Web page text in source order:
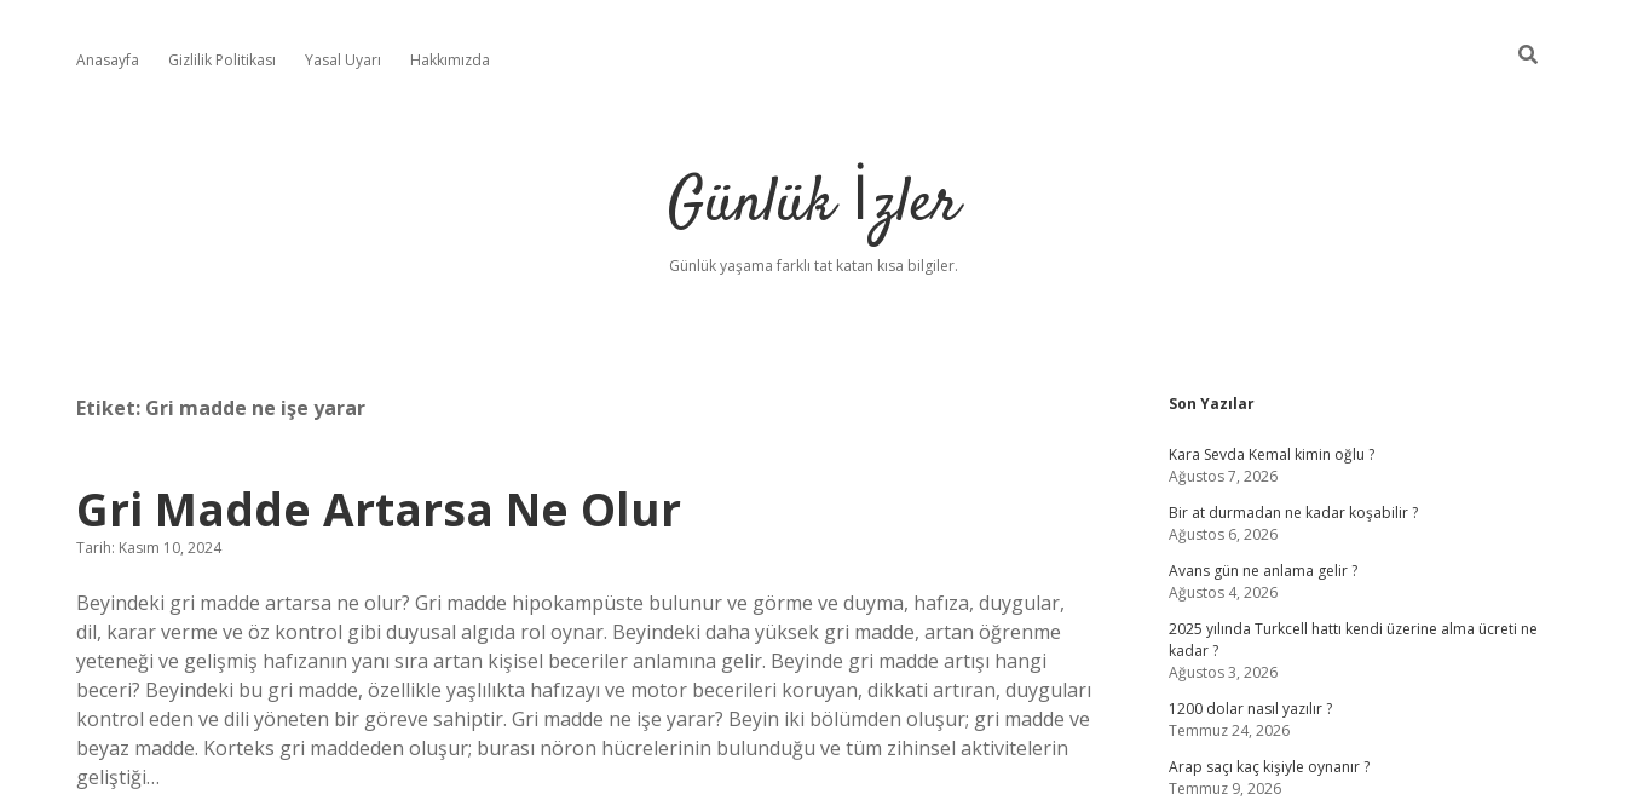
Anasayfa Gizlilik Politikası Yasal Uyarı Hakkımızda
Günlük İzler
Günlük yaşama farklı tat katan kısa bilgiler.
Etiket: Gri madde ne işe yarar
Gri Madde Artarsa Ne Olur
Tarih: Kasım 10, 2024
Beyindeki gri madde artarsa ne olur? Gri madde hipokampüste bulunur ve görme ve duyma, hafıza, duygular,
dil, karar verme ve öz kontrol gibi duyusal algıda rol oynar. Beyindeki daha yüksek gri madde, artan öğrenme
yeteneği ve gelişmiş hafızanın yanı sıra artan kişisel beceriler anlamına gelir. Beyinde gri madde artışı hangi
beceri? Beyindeki bu gri madde, özellikle yaşlılıkta hafızayı ve motor becerileri koruyan, dikkati artıran, duyguları
kontrol eden ve dili yöneten bir göreve sahiptir. Gri madde ne işe yarar? Beyin iki bölümden oluşur; gri madde ve
beyaz madde. Korteks gri maddeden oluşur; burası nöron hücrelerinin bulunduğu ve tüm zihinsel aktivitelerin
geliştiği…
Sidebar
Son Yazılar
Kara Sevda Kemal kimin oğlu ?
Ağustos 7, 2026
Bir at durmadan ne kadar koşabilir ?
Ağustos 6, 2026
Avans gün ne anlama gelir ?
Ağustos 4, 2026
2025 yılında Turkcell hattı kendi üzerine alma ücreti ne
kadar ?
Ağustos 3, 2026
1200 dolar nasıl yazılır ?
Temmuz 24, 2026
Arap saçı kaç kişiyle oynanır ?
Temmuz 9, 2026